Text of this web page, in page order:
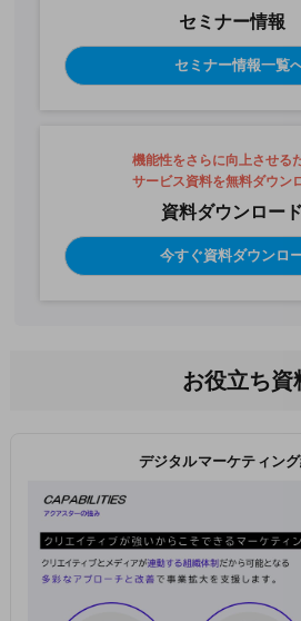
セミナー情報
セミナー情報一覧
機能性をさらに向上させる
サービス資料を無料ダウン
資料ダウンロード
今すぐ資料ダウンロ
お役立ち資
デジタルマーケティン